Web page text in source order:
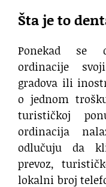
Šta je to
Ponekad se
ordinacije
gradova ili
o jednom
turističkoj
ordinacija
odlučuju da
prevoz,
lokalni broj